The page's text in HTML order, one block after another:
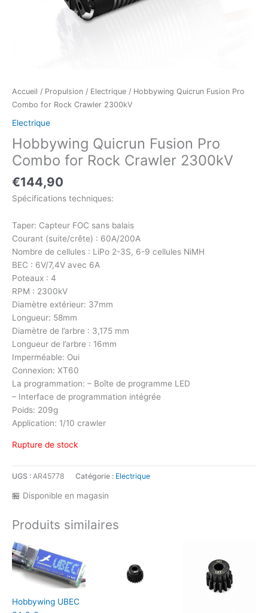
Accueil / Propulsion / Electrique / Hobbywing Quicrun Fusion Pro
Combo for Rock Crawler 2300kV
Electrique
Hobbywing Quicrun Fusion Pro
Combo for Rock Crawler 2300kV
€144,90
Spécifications techniques:
Taper: Capteur FOC sans balais
Courant (suite/crête) : 60A/200A
Nombre de cellules : LiPo 2-3S, 6-9 cellules NiMH
BEC : 6V/7,4V avec 6A
Poteaux : 4
RPM : 2300kV
Diamètre extérieur: 37mm
Longueur: 58mm
Diamètre de l’arbre : 3,175 mm
Longueur de l’arbre : 16mm
Imperméable: Oui
Connexion: XT60
La programmation: – Boîte de programme LED
– Interface de programmation intégrée
Poids: 209g
Application: 1/10 crawler
Rupture de stock
UGS : AR45778 Catégorie : Electrique
🏪 Disponible en magasin
Produits similaires
Hobbywing UBEC